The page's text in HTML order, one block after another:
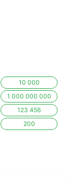
10 000
1 000 000 000
123 456
200